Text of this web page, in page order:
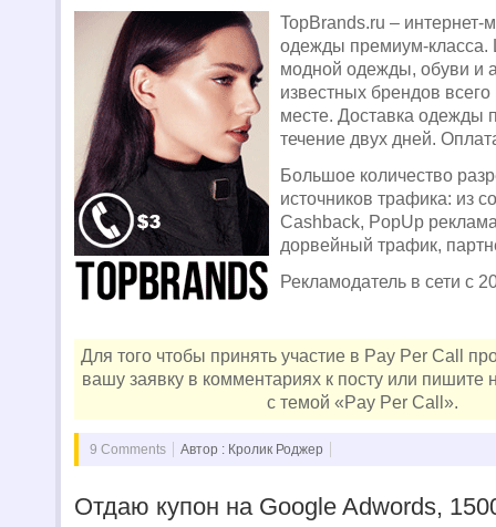
TopBrands.ru – интернет-
одежды премиум-
модной одежды, обуви и
известных брендов
месте. Доставка одежды
течение двух дней.
Большое количество
источников трафика: из
Cashback, PopUp
дорвейный трафик,
Рекламодатель в сети с
Для того чтобы принять участие в Pay Per Call
вашу заявку в комментариях к посту или пишите
с темой «Pay Per Call».
9 Comments Автор : Кролик Роджер
Отдаю купон на Google Adwords,